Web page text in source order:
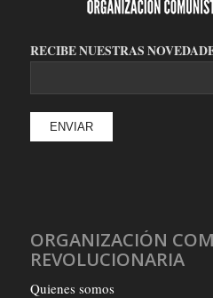
RECIBE NUESTRAS
ORGANIZACIÓN
REVOLUCIONARIA
Quienes somos